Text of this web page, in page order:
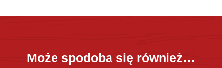
Może spodoba się również…